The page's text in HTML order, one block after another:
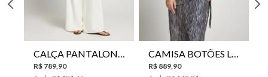
R$ 789 90
R$ 889 90